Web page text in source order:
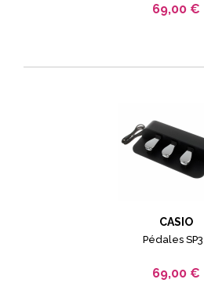
69,00 €
CASIO
Pédales
69,00 €